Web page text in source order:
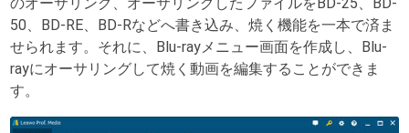
50、BD-RE、BD-Rなどへ書き込み、焼く機能を一本で済ま
せられます。それに、Blu-rayメニュー画面を作成し、Blu-
rayにオーサリングして焼く動画を編集することができま
す。